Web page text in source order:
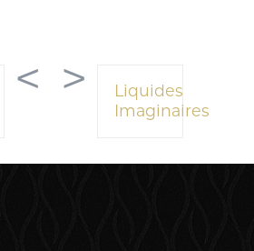
< >
Liquides
Imaginaires